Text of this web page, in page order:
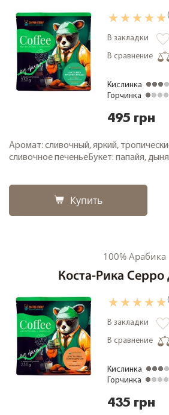
В закладки
В сравнение
Кислинка
Горчинка
495 грн
Аромат: сливочный, яркий,
сливочное печеньеБукет: папайя,
Купить
100% Арабика
Коста-Рика Серро
В закладки
В сравнение
Кислинка
Горчинка
435 грн